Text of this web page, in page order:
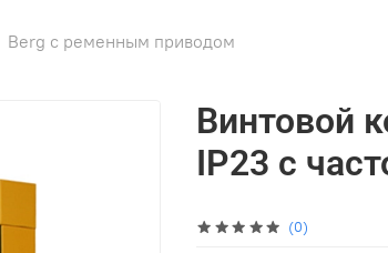
Berg с ременным приводом
(0)
Винтовой
IP23 с